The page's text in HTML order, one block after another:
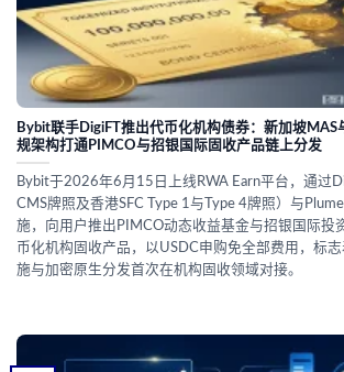
Bybit联手DigiFT推出代币化机构债券：新加坡MAS
规架构打通PIMCO与招银国际固收产品链上分发
Bybit于2026年6月15日上线RWA Earn平台，通过
CMS牌照及香港SFC Type 1与Type 4牌照）与
施，向用户推出PIMCO动态收益基金与招银国际投
币化机构固收产品，以USDC申购免全部费用，标
施与加密原生分发首次在机构固收领域对接。